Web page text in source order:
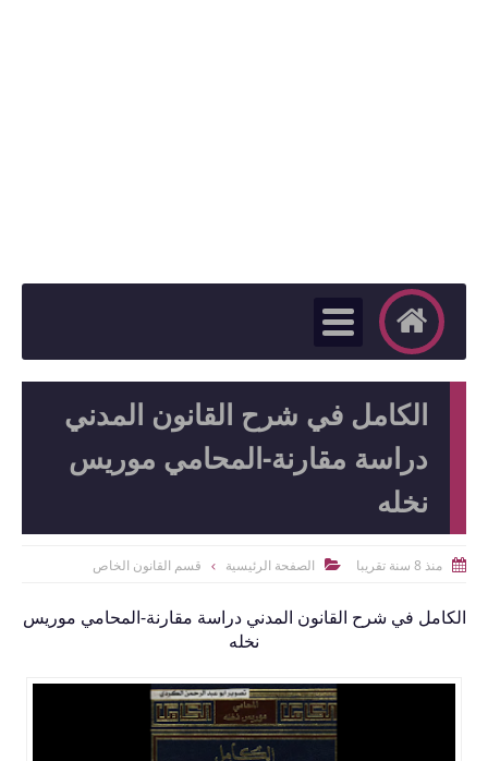
الكامل في شرح القانون المدني
دراسة مقارنة-المحامي موريس
نخله
 منذ 8 سنة تقريبا  الصفحة الرئيسية قسم القانون الخاص
الكامل في شرح القانون المدني دراسة مقارنة-المحامي موريس
نخله